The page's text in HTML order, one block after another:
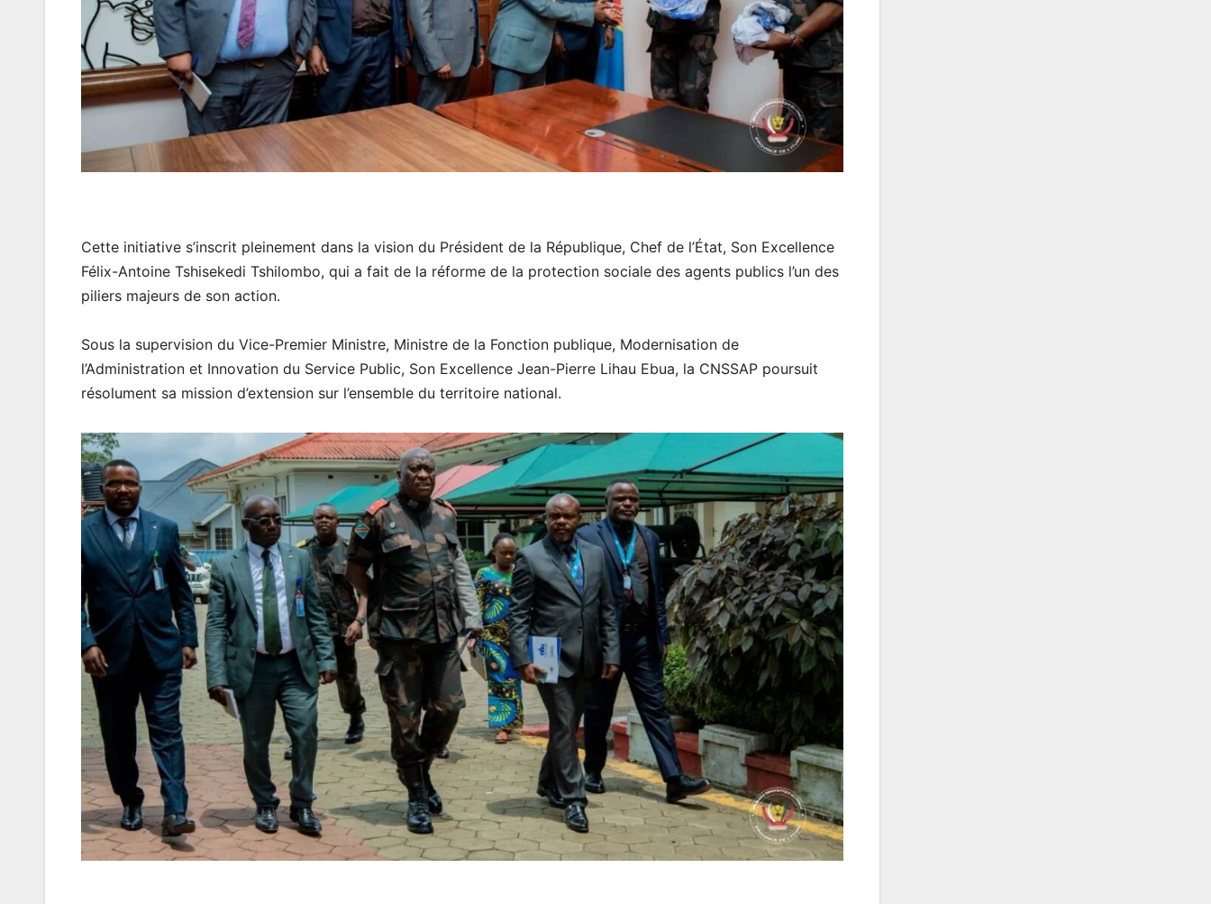
Cette initiative s’inscrit pleinement dans la vision du Président de la République, Chef de l’État, Son Excellence
Félix-Antoine Tshisekedi Tshilombo, qui a fait de la réforme de la protection sociale des agents publics l’un des
piliers majeurs de son action.
Sous la supervision du Vice-Premier Ministre, Ministre de la Fonction publique, Modernisation de
l’Administration et Innovation du Service Public, Son Excellence Jean-Pierre Lihau Ebua, la CNSSAP poursuit
résolument sa mission d’extension sur l’ensemble du territoire national.